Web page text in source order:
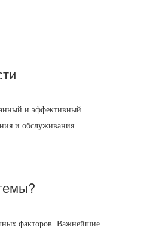
и эффективный
и обслуживания
факторов. Важнейшие